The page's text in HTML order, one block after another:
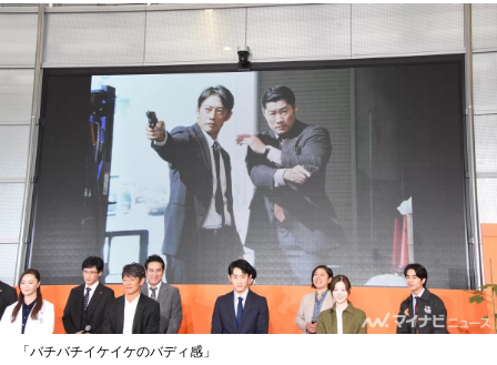
「バチバチイケイケのバディ感」